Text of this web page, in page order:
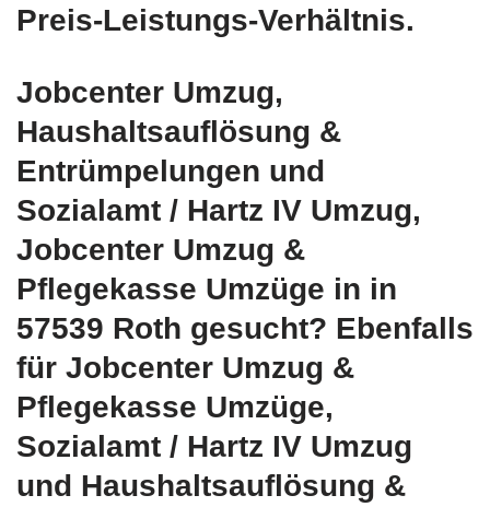
Preis-Leistungs-Verhältnis.
Jobcenter Umzug,
Haushaltsauflösung &
Entrümpelungen und
Sozialamt / Hartz IV Umzug,
Jobcenter Umzug &
Pflegekasse Umzüge in in
57539 Roth gesucht? Ebenfalls
für Jobcenter Umzug &
Pflegekasse Umzüge,
Sozialamt / Hartz IV Umzug
und Haushaltsauflösung &